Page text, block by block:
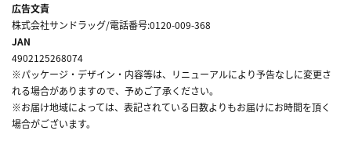
広告文責
株式会社サンドラッグ/電話番号:0120-009-368
JAN
4902125268074
※パッケージ・デザイン・内容等は、リニューアルにより予告なしに変更さ
れる場合がありますので、予めご了承ください。
※お届け地域によっては、表記されている日数よりもお届けにお時間を頂く
場合がございます。